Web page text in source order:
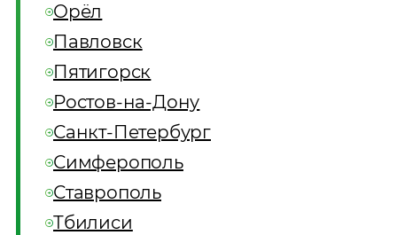
Орёл
Павловск
Пятигорск
Ростов-на-Дону
Санкт-Петербург
Симферополь
Ставрополь
Тбилиси